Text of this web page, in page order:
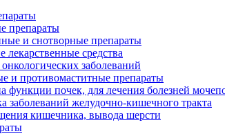
препараты
и снотворные препараты
лекарственные средства
заболеваний
и противомаститные препараты
почек, для лечения болезней
заболеваний желудочно-кишечного тракта
кишечника, вывода шерсти